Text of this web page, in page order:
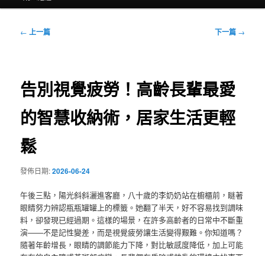
單
文
← 上一篇 下一篇 →
告別視覺疲勞！高齡長輩最愛
的智慧收納術，居家生活更輕
鬆
發佈日期:2026-06-24
午後三點，陽光斜斜灑進客廳，八十歲的李奶奶站在櫥櫃前，瞇著
眼睛努力辨認瓶瓶罐罐上的標籤。她翻了半天，好不容易找到調味
料，卻發現已經過期。這樣的場景，在許多高齡者的日常中不斷重
演——不是記性變差，而是視覺疲勞讓生活變得艱難。你知道嗎？
隨著年齡增長，眼睛的調節能力下降，對比敏感度降低，加上可能